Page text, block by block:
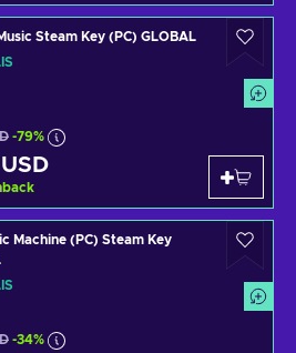
Steam Key (PC) GLOBAL
-79%
Machine (PC) Steam Key
-34%